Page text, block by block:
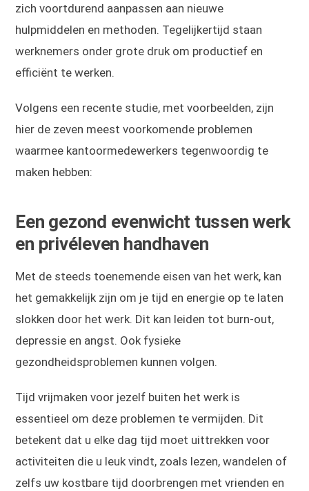
zich voortdurend aanpassen aan nieuwe
hulpmiddelen en methoden. Tegelijkertijd staan
werknemers onder grote druk om productief en
efficiënt te werken.
Volgens een recente studie, met voorbeelden, zijn
hier de zeven meest voorkomende problemen
waarmee kantoormedewerkers tegenwoordig te
maken hebben:
Een gezond evenwicht tussen werk
en privéleven handhaven
Met de steeds toenemende eisen van het werk, kan
het gemakkelijk zijn om je tijd en energie op te laten
slokken door het werk. Dit kan leiden tot burn-out,
depressie en angst. Ook fysieke
gezondheidsproblemen kunnen volgen.
Tijd vrijmaken voor jezelf buiten het werk is
essentieel om deze problemen te vermijden. Dit
betekent dat u elke dag tijd moet uittrekken voor
activiteiten die u leuk vindt, zoals lezen, wandelen of
zelfs uw kostbare tijd doorbrengen met vrienden en